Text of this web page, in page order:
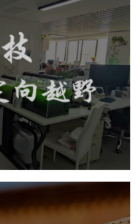
定向越野
人工智能技术
元宇宙平台建设
设 元宇宙建设